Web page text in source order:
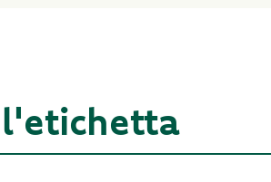
l'etichetta